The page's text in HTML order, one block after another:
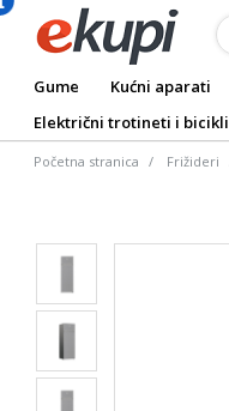
Gume Kućni aparati
Električni trotineti i bicikli
Početna stranica Frižideri